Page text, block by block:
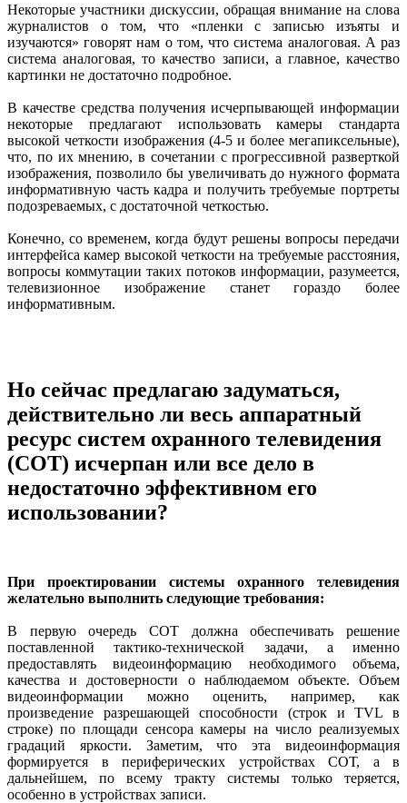
Некоторые участники дискуссии, обращая внимание на слова
журналистов о том, что «пленки с записью изъяты и
изучаются» говорят нам о том, что система аналоговая. А раз
система аналоговая, то качество записи, а главное, качество
картинки не достаточно подробное.
В качестве средства получения исчерпывающей информации
некоторые предлагают использовать камеры стандарта
высокой четкости изображения (4-5 и более мегапиксельные),
что, по их мнению, в сочетании с прогрессивной разверткой
изображения, позволило бы увеличивать до нужного формата
информативную часть кадра и получить требуемые портреты
подозреваемых, с достаточной четкостью.
Конечно, со временем, когда будут решены вопросы передачи
интерфейса камер высокой четкости на требуемые расстояния,
вопросы коммутации таких потоков информации, разумеется,
телевизионное изображение станет гораздо более
информативным.
Но сейчас предлагаю задуматься,
действительно ли весь аппаратный
ресурс систем охранного телевидения
(СОТ) исчерпан или все дело в
недостаточно эффективном его
использовании?
При проектировании системы охранного телевидения
желательно выполнить следующие требования:
В первую очередь СОТ должна обеспечивать решение
поставленной тактико-технической задачи, а именно
предоставлять видеоинформацию необходимого объема,
качества и достоверности о наблюдаемом объекте. Объем
видеоинформации можно оценить, например, как
произведение разрешающей способности (строк и TVL в
строке) по площади сенсора камеры на число реализуемых
градаций яркости. Заметим, что эта видеоинформация
формируется в периферических устройствах СОТ, а в
дальнейшем, по всему тракту системы только теряется,
особенно в устройствах записи.